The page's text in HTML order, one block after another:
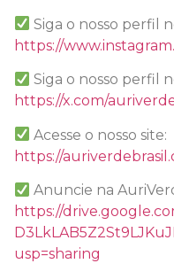
Siga o nosso perfil
https://
Siga o nosso perfil
https://x.com/
Acesse o nosso site:
https://
Anuncie na
https://
usp=sharing